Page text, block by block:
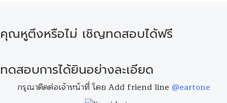
คุณหูตึงหรือไม่ เชิญทดสอบได้ฟรี
ทดสอบการได้ยินอย่างละเอียด
กรุณาติดต่อเจ้าหน้าที่ โดย Add friend line @eartone